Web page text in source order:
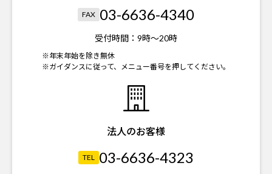
FAX 03-6636-4340
受付時間： 9時～20時
※年末年始を除き無休
※ガイダンスに従って、メニュー番号を押してください。
法人のお客様
TEL 03-6636-4323